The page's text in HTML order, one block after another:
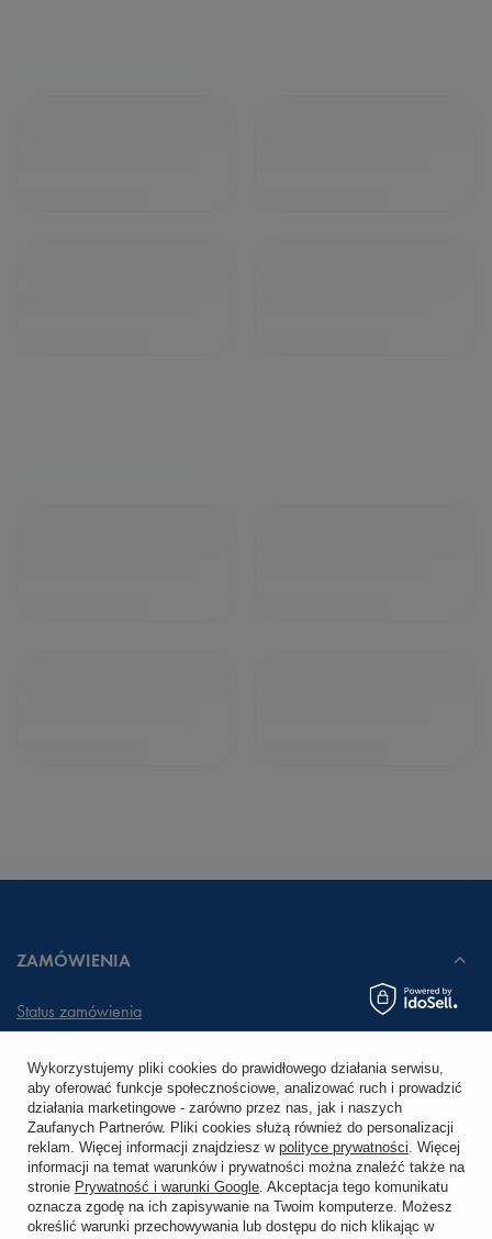
ZAMÓWIENIA
Status zamówienia
Chcę zareklamować produkt
Chcę zwrócić produkt
Chcę wymienić towar
Wykorzystujemy pliki cookies do prawidłowego działania serwisu,
aby oferować funkcje społecznościowe, analizować ruch i prowadzić
działania marketingowe - zarówno przez nas, jak i naszych
Zaufanych Partnerów. Pliki cookies służą również do personalizacji
reklam. Więcej informacji znajdziesz w polityce prywatności. Więcej
informacji na temat warunków i prywatności można znaleźć także na
stronie Prywatność i warunki Google. Akceptacja tego komunikatu
oznacza zgodę na ich zapisywanie na Twoim komputerze. Możesz
określić warunki przechowywania lub dostępu do nich klikając w